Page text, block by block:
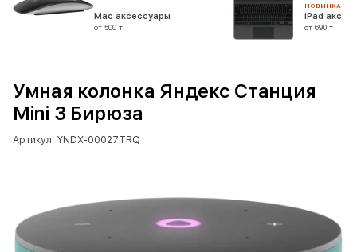
Mac аксессуары
от 500 ₸
НОВИНКА
iPad
от 690 ₸
Умная колонка Яндекс Станция
Mini 3 Бирюза
Артикул: YNDX-00027TRQ